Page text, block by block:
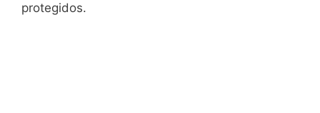
protegidos.